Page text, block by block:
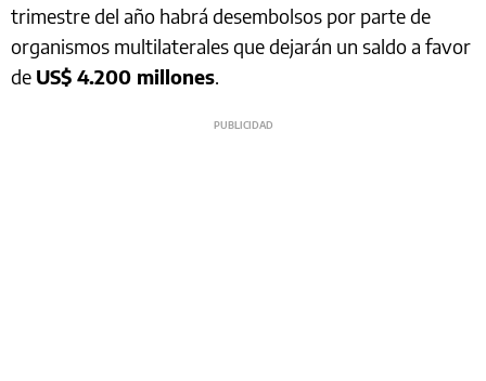
trimestre del año habrá desembolsos por parte de
organismos multilaterales que dejarán un saldo a favor
de US$ 4.200 millones.